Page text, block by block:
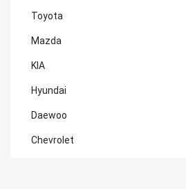
Toyota
Mazda
KIA
Hyundai
Daewoo
Chevrolet